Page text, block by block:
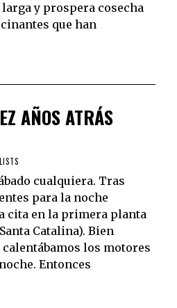
y prospera cosecha
que han
AÑOS ATRÁS
cualquiera. Tras
para la noche
cita en la primera planta
Catalina). Bien
los motores
Entonces